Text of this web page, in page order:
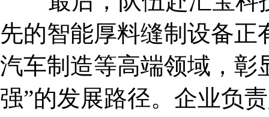
先的智能厚料缝制设备
汽车制造等高端领域，彰
强”的发展路径。企业负